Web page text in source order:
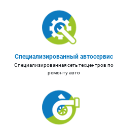
Специализированный автосервис
Специализированная сеть техцентров по
ремонту авто